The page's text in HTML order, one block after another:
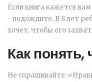
Если книга кажется
- подождите. В 8 лет
хочет, чтобы его
Как понять,
Не спрашивайте: